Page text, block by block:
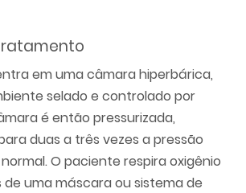
em uma câmara hiperbárica,
selado e controlado por
é então pressurizada,
duas a três vezes a pressão
O paciente respira oxigênio
uma máscara ou sistema de